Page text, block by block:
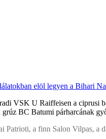
elöl legyen a Bihari
VSK U Raiffeisen a ciprusi
BC Batumi párharcának
Patrioti, a finn Salon Vilpas, a